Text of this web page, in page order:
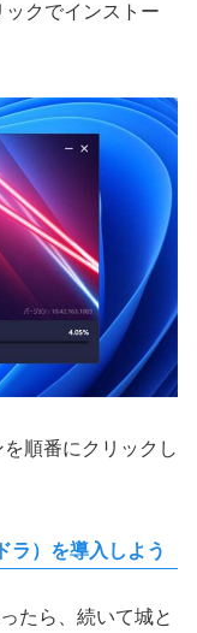
クでインストー
順番にクリックし
ラ）を導入しよう
たら、続いて城と